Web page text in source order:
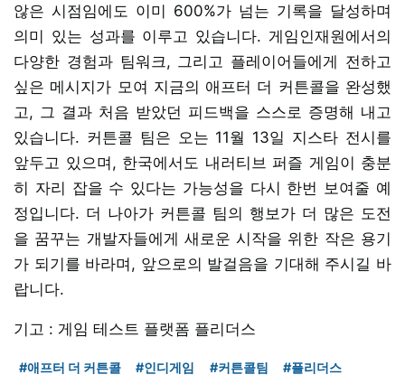
않은 시점임에도 이미 600%가 넘는 기록을 달성하며
의미 있는 성과를 이루고 있습니다. 게임인재원에서의
다양한 경험과 팀워크, 그리고 플레이어들에게 전하고
싶은 메시지가 모여 지금의 애프터 더 커튼콜을 완성했
고, 그 결과 처음 받았던 피드백을 스스로 증명해 내고
있습니다. 커튼콜 팀은 오는 11월 13일 지스타 전시를
앞두고 있으며, 한국에서도 내러티브 퍼즐 게임이 충분
히 자리 잡을 수 있다는 가능성을 다시 한번 보여줄 예
정입니다. 더 나아가 커튼콜 팀의 행보가 더 많은 도전
을 꿈꾸는 개발자들에게 새로운 시작을 위한 작은 용기
가 되기를 바라며, 앞으로의 발걸음을 기대해 주시길 바
랍니다.
기고 : 게임 테스트 플랫폼 플리더스
#애프터 더 커튼콜 #인디게임 #커튼콜팀 #플리더스